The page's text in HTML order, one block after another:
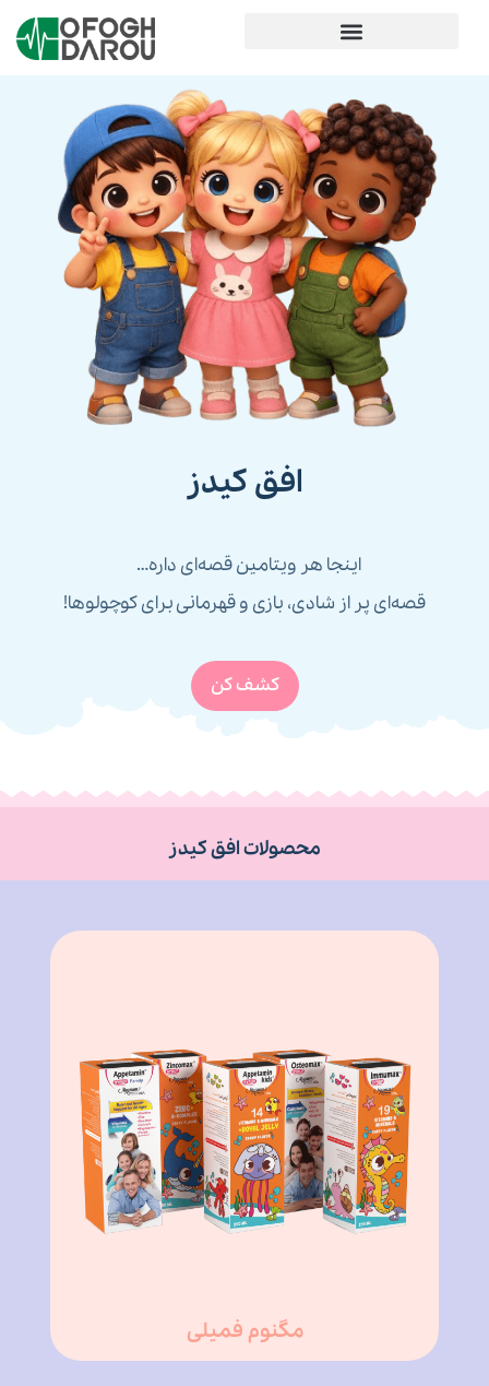
افق کیدز
اینجا هر ویتامین قصه‌ای داره…
قصه‌ای پر از شادی، بازی و قهرمانی برای کوچولوها!
کشف کن
محصولات افق کیدز
مگنوم فمیلی